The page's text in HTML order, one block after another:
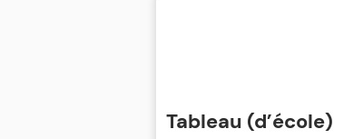
Tableau (d’école)